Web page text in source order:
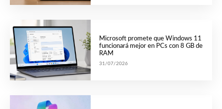
Microsoft promete que Windows 11
funcionará mejor en PCs con 8 GB de
RAM
31/07/2026